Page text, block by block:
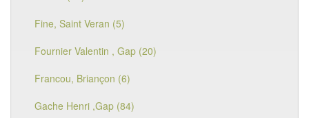
Fine, Saint Veran (5)
Fournier Valentin , Gap (20)
Francou, Briançon (6)
Gache Henri ,Gap (84)